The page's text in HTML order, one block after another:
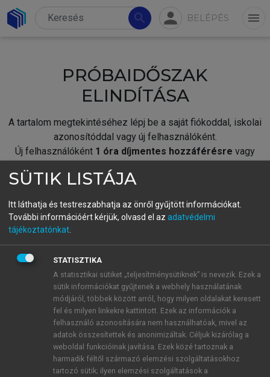
search person BELÉPÉS menu
PRÓBAIDŐSZAK
ELINDÍTÁSA
A tartalom megtekintéséhez lépj be a saját fiókoddal, iskolai
azonosítóddal vagy új felhasználóként.
Új felhasználóként 1 óra díjmentes hozzáférésre vagy
fiókoddal,vagy hozz létre új fiókot.
A regisztráció után apróbaidőszakautomatikusan
BELÉPÉS SAJÁT FIÓKKAL
ÚJ FIÓK LÉTREHOZÁSA
1 óra díjmentes hozzáférés
E-MAIL-CÍM
SÜTIK LISTÁJA
Itt láthatja és testreszabhatja az önről gyűjtött információkat.
További információért kérjük, olvasd el az adatvédelmi
tájékoztatónkat
STATISZTIKA
A statisztikai sütiket „teljesítménysütiknek” is nevezik. Ezek a
sütik információkat gyűjtenek a webhely használatának
módjáról, többek között arról, hogy milyen oldalakat keresett
fel és milyen linkekre kattintott. Ezek az információk a
felhasználó azonosítására nem használhatóak, mivel az
adatok összesítettek és anonimizáltak. Céljuk kizárólag a
weboldal funkcióinak javítása. Ezek közé tartoznak a
harmadik féltől származó elemzési szolgáltatásokhoz
tartozó sütik; ilyen elemzési szolgáltatások a